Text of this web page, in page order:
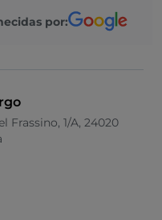
por:
Frassino, 1/A, 24020